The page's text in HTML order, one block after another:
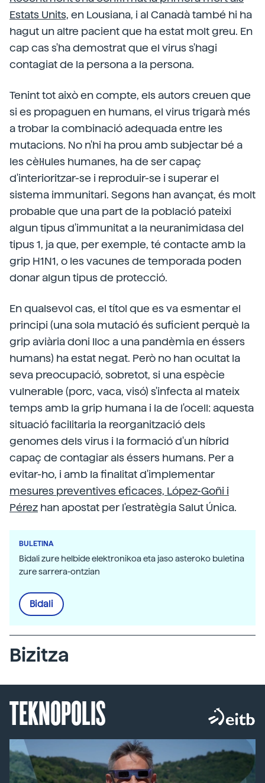
Estats Units, en Lousiana, i al Canadà també hi ha
hagut un altre pacient que ha estat molt greu. En
cap cas s'ha demostrat que el virus s'hagi
contagiat de la persona a la persona.
Tenint tot això en compte, els autors creuen que
si es propaguen en humans, el virus trigarà més
a trobar la combinació adequada entre les
mutacions. No n'hi ha prou amb subjectar bé a
les cèl·lules humanes, ha de ser capaç
d'interioritzar-se i reproduir-se i superar el
sistema immunitari. Segons han avançat, és molt
probable que una part de la població pateixi
algun tipus d'immunitat a la neuranimidasa del
tipus 1, ja que, per exemple, té contacte amb la
grip H1N1, o les vacunes de temporada poden
donar algun tipus de protecció.
En qualsevol cas, el títol que es va esmentar el
principi (una sola mutació és suficient perquè la
grip aviària doni lloc a una pandèmia en éssers
humans) ha estat negat. Però no han ocultat la
seva preocupació, sobretot, si una espècie
vulnerable (porc, vaca, visó) s'infecta al mateix
temps amb la grip humana i la de l'ocell: aquesta
situació facilitaria la reorganització dels
genomes dels virus i la formació d'un híbrid
capaç de contagiar als éssers humans. Per a
evitar-ho, i amb la finalitat d'implementar
mesures preventives eficaces, López-Goñi i
Pérez han apostat per l'estratègia Salut Única.
BULETINA
Bidali zure helbide elektronikoa eta jaso asteroko buletina
zure sarrera-ontzian
Bidali
Bizitza
TEKNOPOLIS